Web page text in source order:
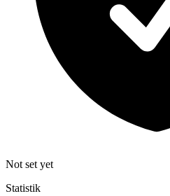
Not set yet
Statistik